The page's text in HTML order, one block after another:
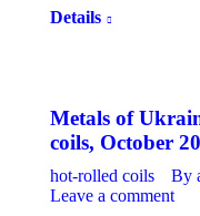
Details
Metals of
coils, October
hot-rolled coils By
Leave a comment